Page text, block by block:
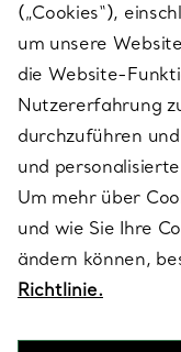
SERVICES
ÜBER TIFFANY & CO.
RECHTLICHE
FOLGEN SIE UNS
(„Cookies“),
um unsere
die Website-
Nutzererfahrung
durchzuführen
und
Um mehr über
und wie Sie Ihre
ändern können,
Richtlinie.